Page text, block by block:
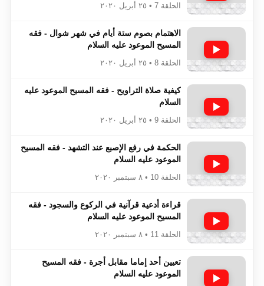
الحلقة 7 • ٢٥ أبريل ٢٠٢٠
الاهتمام بصوم ستة أيام في شهر شوال - فقه
المسيح الموعود عليه السلام
الحلقة 8 • ٢٥ أبريل ٢٠٢٠
كيفية صلاة التراويح - فقه المسيح الموعود عليه
السلام
الحلقة 9 • ٢٥ أبريل ٢٠٢٠
الحكمة في رفع الإصبع عند التشهد - فقه المسيح
الموعود عليه السلام
الحلقة 10 • ٨ سبتمبر ٢٠٢٠
قراءة أدعية قرآنية في الركوع والسجود - فقه
المسيح الموعود عليه السلام
الحلقة 11 • ٨ سبتمبر ٢٠٢٠
تعيين أحد إماما مقابل أجرة - فقه المسيح
الموعود عليه السلام